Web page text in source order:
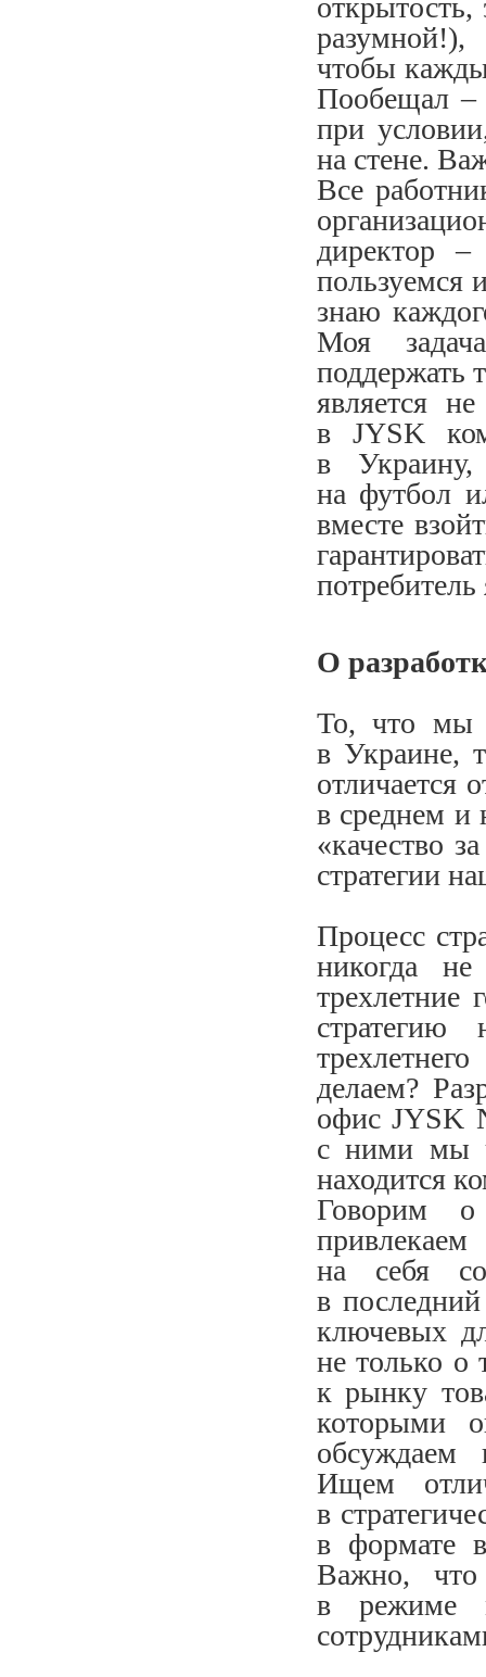
чтобы
Пообещал –
при
на стене.
Все
директор
пользуемся
знаю
Моя
поддержать
является
в JYSK
в
на футбол
вместе
О
То, что мы
в Украине,
отличается
в среднем и
«качество
стратегии
Процесс
никогда не
трехлетние
делаем?
офис JYSK
с ними мы
находится
Говорим о
на себя
в
ключевых
не только о
к рынку
которыми
обсуждаем
Ищем
в
в формате
Важно, что
в режиме